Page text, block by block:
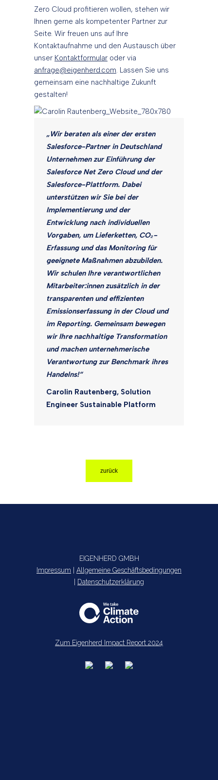
Zero Cloud profitieren wollen, stehen wir
Ihnen gerne als kompetenter Partner zur
Seite. Wir freuen uns auf Ihre
Kontaktaufnahme und den Austausch über
unser Kontaktformular oder via
anfrage@eigenherd.com. Lassen Sie uns
gemeinsam eine nachhaltige Zukunft
gestalten!
„Wir beraten als einer der ersten
Salesforce-Partner in Deutschland
Unternehmen zur Einführung der
Salesforce Net Zero Cloud und der
Salesforce-Plattform. Dabei
unterstützen wir Sie bei der
Implementierung und der
Entwicklung nach individuellen
Vorgaben, um Lieferketten, CO₂-
Erfassung und das Monitoring für
geeignete Maßnahmen abzubilden.
Wir schulen Ihre verantwortlichen
Mitarbeiter:innen zusätzlich in der
transparenten und effizienten
Emissionserfassung in der Cloud und
im Reporting. Gemeinsam bewegen
wir Ihre nachhaltige Transformation
und machen unternehmerische
Verantwortung zur Benchmark ihres
Handelns!“
Carolin Rautenberg, Solution
Engineer Sustainable Platform
zurück
EIGENHERD GMBH
Impressum
Allgemeine Geschäftsbedingungen
Datenschutzerklärung
Zum Eigenherd Impact Report 2024